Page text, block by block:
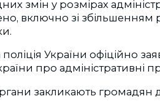
змін у розмірах
включно зі збільшенням
України офіційно
про адміністративні
закликають громадян